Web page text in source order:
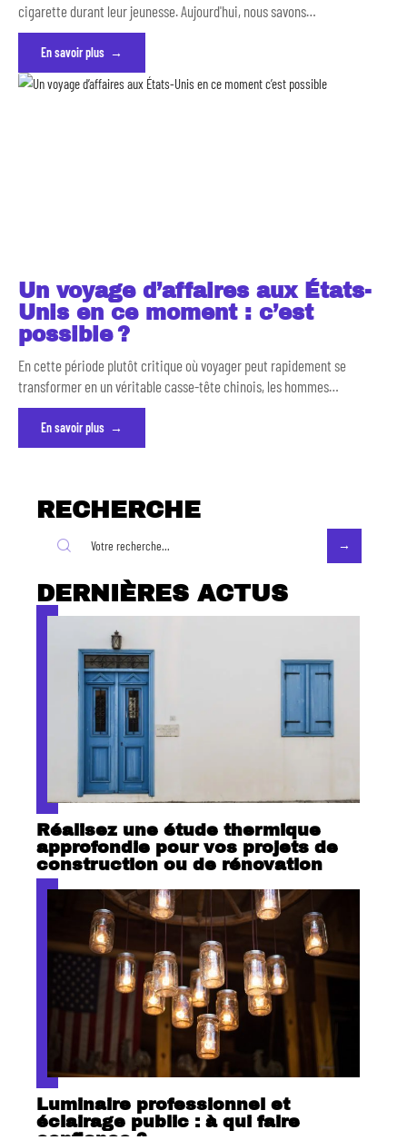
cigarette durant leur jeunesse. Aujourd'hui, nous savons…
En savoir plus
Un voyage d’affaires aux États-
Unis en ce moment : c’est
possible ?
En cette période plutôt critique où voyager peut rapidement se
transformer en un véritable casse-tête chinois, les hommes…
En savoir plus
RECHERCHE
DERNIÈRES ACTUS
Réalisez une étude thermique
approfondie pour vos projets de
construction ou de rénovation
Luminaire professionnel et
éclairage public : à qui faire